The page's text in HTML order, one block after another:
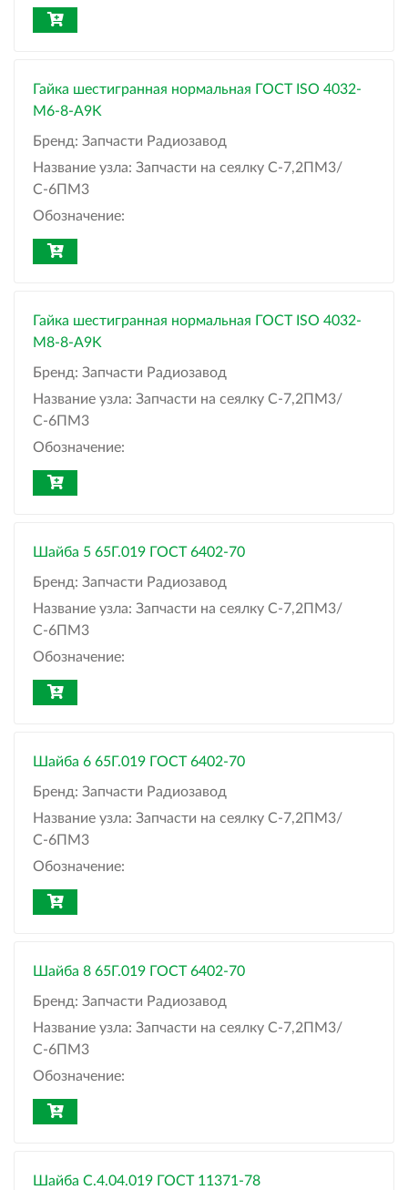
Гайка шестигранная нормальная ГОСТ ISO 4032-
М6-8-A9K
Бренд: Запчасти Радиозавод
Название узла: Запчасти на сеялку С-7,2ПМ3/
С-6ПМ3
Обозначение:
Гайка шестигранная нормальная ГОСТ ISO 4032-
М8-8-A9K
Бренд: Запчасти Радиозавод
Название узла: Запчасти на сеялку С-7,2ПМ3/
С-6ПМ3
Обозначение:
Шайба 5 65Г.019 ГОСТ 6402-70
Бренд: Запчасти Радиозавод
Название узла: Запчасти на сеялку С-7,2ПМ3/
С-6ПМ3
Обозначение:
Шайба 6 65Г.019 ГОСТ 6402-70
Бренд: Запчасти Радиозавод
Название узла: Запчасти на сеялку С-7,2ПМ3/
С-6ПМ3
Обозначение:
Шайба 8 65Г.019 ГОСТ 6402-70
Бренд: Запчасти Радиозавод
Название узла: Запчасти на сеялку С-7,2ПМ3/
С-6ПМ3
Обозначение:
Шайба C.4.04.019 ГОСТ 11371-78